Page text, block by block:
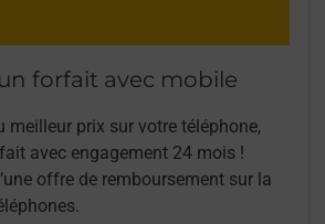
forfait avec mobile
meilleur prix sur votre téléphone,
avec engagement 24 mois !
offre de remboursement sur la